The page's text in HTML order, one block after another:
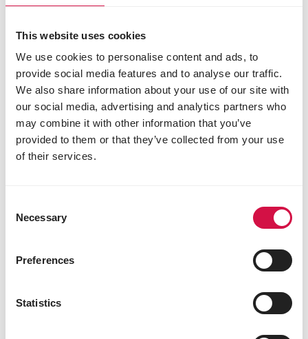
This website uses cookies
We use cookies to personalise content and ads, to
provide social media features and to analyse our traffic.
We also share information about your use of our site with
our social media, advertising and analytics partners who
may combine it with other information that you’ve
provided to them or that they’ve collected from your use
of their services.
Selection
Necessary
Preferences
Statistics
Ontdek onze zaadmengelingen